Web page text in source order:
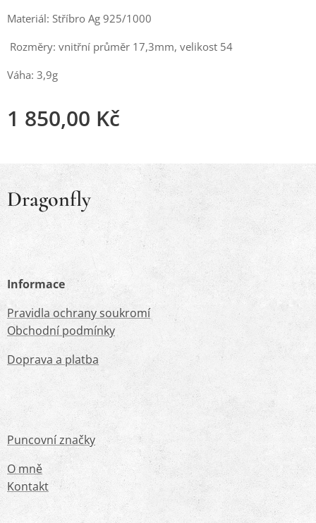
Materiál: Stříbro Ag 925/1000
Rozměry: vnitřní průměr 17,3mm, velikost 54
Váha: 3,9g
1 850,00 Kč
Dragonfly
Informace
Pravidla ochrany soukromí
Obchodní podmínky
Doprava a platba
Puncovní značky
O mně
Kontakt